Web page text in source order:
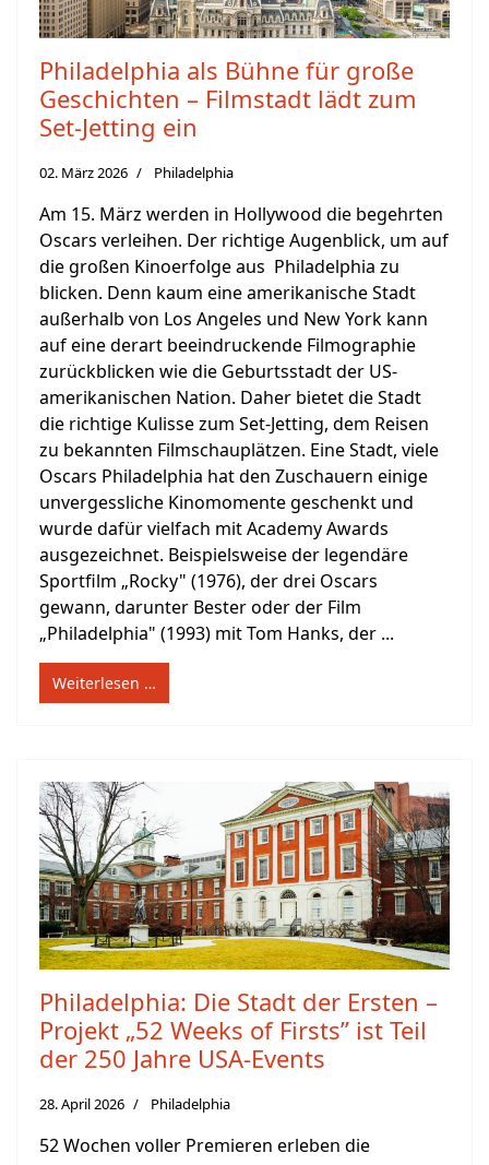
Philadelphia als Bühne für große
Geschichten – Filmstadt lädt zum
Set-Jetting ein
02. März 2026 Philadelphia
Am 15. März werden in Hollywood die begehrten
Oscars verleihen. Der richtige Augenblick, um auf
die großen Kinoerfolge aus Philadelphia zu
blicken. Denn kaum eine amerikanische Stadt
außerhalb von Los Angeles und New York kann
auf eine derart beeindruckende Filmographie
zurückblicken wie die Geburtsstadt der US-
amerikanischen Nation. Daher bietet die Stadt
die richtige Kulisse zum Set-Jetting, dem Reisen
zu bekannten Filmschauplätzen. Eine Stadt, viele
Oscars Philadelphia hat den Zuschauern einige
unvergessliche Kinomomente geschenkt und
wurde dafür vielfach mit Academy Awards
ausgezeichnet. Beispielsweise der legendäre
Sportfilm „Rocky" (1976), der drei Oscars
gewann, darunter Bester oder der Film
„Philadelphia" (1993) mit Tom Hanks, der ...
Weiterlesen …
Philadelphia: Die Stadt der Ersten –
Projekt „52 Weeks of Firsts” ist Teil
der 250 Jahre USA-Events
28. April 2026 Philadelphia
52 Wochen voller Premieren erleben die